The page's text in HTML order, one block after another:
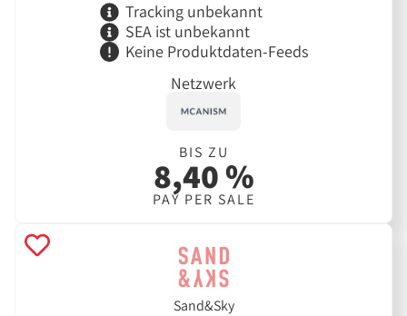
Tracking unbekannt
SEA ist unbekannt
Keine Produktdaten-Feeds
Netzwerk
BIS ZU
8,40 %
PAY PER SALE
Sand&Sky